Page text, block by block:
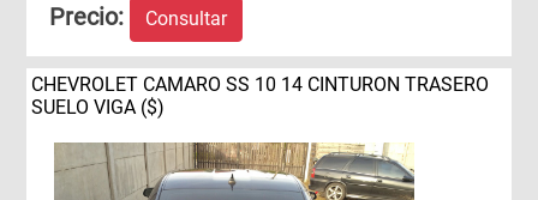
Precio: Consultar
CHEVROLET CAMARO SS 10 14 CINTURON TRASERO
SUELO VIGA ($)